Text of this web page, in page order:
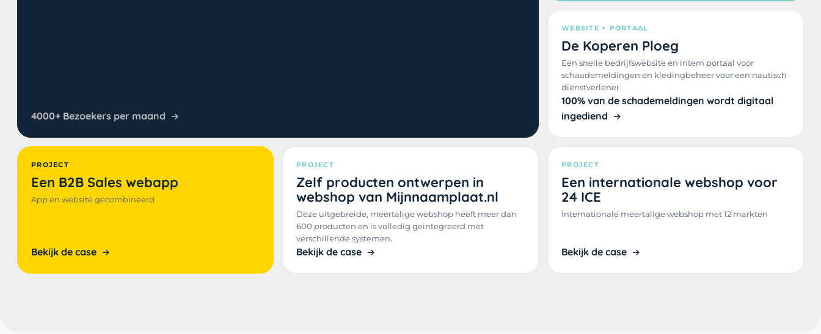
4000+ Bezoekers per maand
WEBSITE + PORTAAL
De Koperen Ploeg
Een snelle bedrijfswebsite en intern portaal voor
schaademeldingen en kledingbeheer voor een nautisch
dienstverlener
100% van de schademeldingen wordt digitaal
ingediend
PROJECT
Een B2B Sales webapp
App en website gecombineerd
Bekijk de case
PROJECT
Zelf producten ontwerpen in
webshop van Mijnnaamplaat.nl
Deze uitgebreide, meertalige webshop heeft meer dan
600 producten en is volledig geïntegreerd met
verschillende systemen.
Bekijk de case
PROJECT
Een internationale webshop voor
24 ICE
Internationale meertalige webshop met 12 markten
Bekijk de case